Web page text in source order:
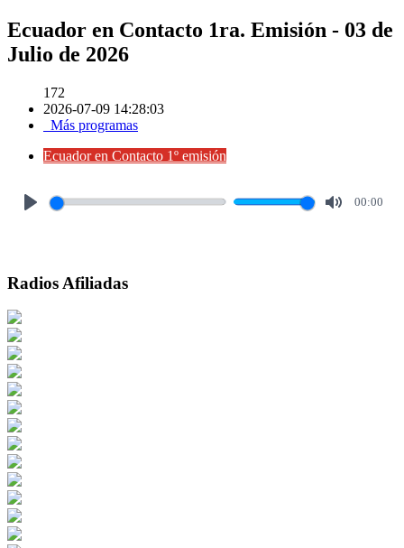
Ecuador en Contacto 1ra. Emisión - 03 de
Julio de 2026
172
2026-07-09 14:28:03
Más programas
Ecuador en Contacto 1º emisión
00:00
Radios Afiliadas